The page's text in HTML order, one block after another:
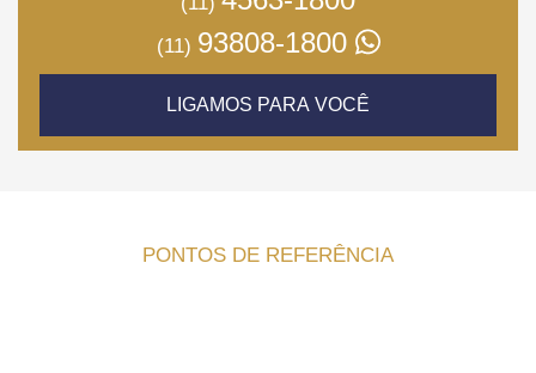
(11) 93808-1800
LIGAMOS PARA VOCÊ
PONTOS DE REFERÊNCIA